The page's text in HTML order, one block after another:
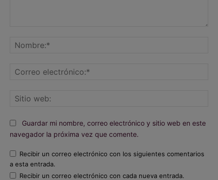
Guardar mi nombre, correo electrónico y sitio web en este
navegador la próxima vez que comente.
Recibir un correo electrónico con los siguientes comentarios
a esta entrada.
Recibir un correo electrónico con cada nueva entrada.